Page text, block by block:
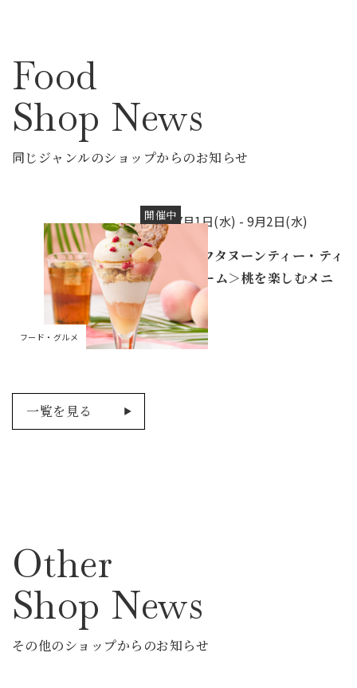
Food
Shop News
同じジャンルのショップからのお知らせ
開催中
フード・グルメ
7月1日(水) -9月2日(水)
＜アフタヌーンティー・ティ
ールーム＞桃を楽しむメニ
ュー
一覧を見る
Other
Shop News
その他のショップからのお知らせ